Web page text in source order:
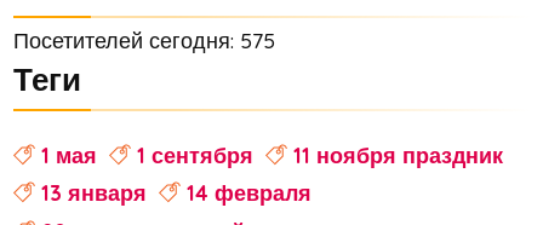
Посетителей сегодня: 575
Теги
1 мая 1 сентября
11 ноября праздник
13 января
14 февраля